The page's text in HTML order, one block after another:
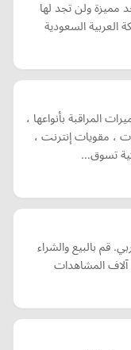
ولن تجد لها
العربية السعودية
المراقبة بأنواعها ،
، مقويات إنترنت ،
تسوق…
قم بالبيع والشراء
المشاهدات